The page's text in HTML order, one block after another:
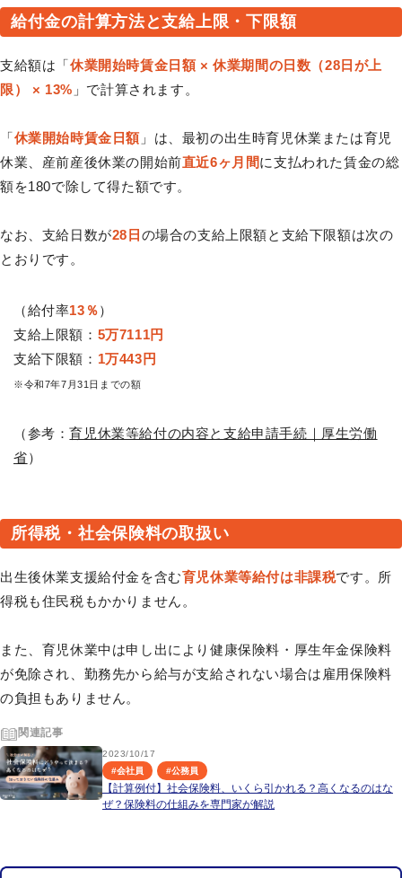
給付金の計算方法と支給上限・下限額
支給額は「休業開始時賃金日額 × 休業期間の日数（28日が上
限） × 13% 」で計算されます。
「休業開始時賃金日額 」は、最初の出生時育児休業または育児
休業、産前産後休業の開始前直近6ヶ月間に支払われた賃金の総
額を180で除して得た額です。
なお、支給日数が28日 の場合の支給上限額と支給下限額は次の
とおりです。
（給付率13％）
支給上限額： 5万7111円
支給下限額： 1万443円
※令和7年7月31日までの額
（参考：育児休業等給付の内容と支給申請手続｜厚生労働
省）
所得税・社会保険料の取扱い
出生後休業支援給付金を含む育児休業等給付は非課税です。所
得税も住民税もかかりません。
また、育児休業中は申し出により健康保険料・厚生年金保険料
が免除され、勤務先から給与が支給されない場合は雇用保険料
の負担もありません。
関連記事
2023/10/17
#会社員 #公務員
【計算例付】社会保険料、いくら引かれる？高くなるのはな
ぜ？保険料の仕組みを専門家が解説